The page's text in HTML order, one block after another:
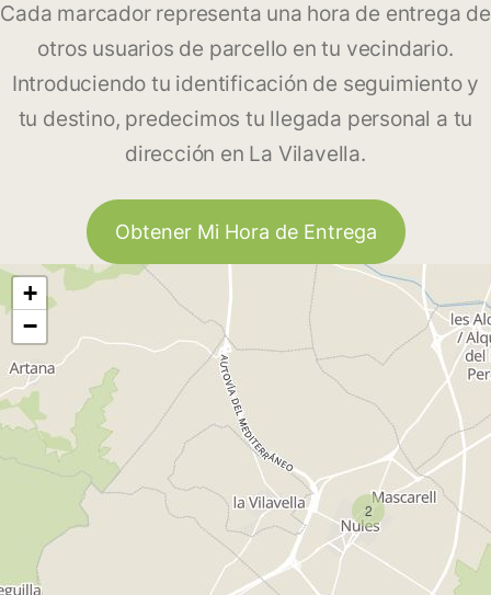
Cada marcador representa una hora de entrega de
otros usuarios de parcello en tu vecindario.
Introduciendo tu identificación de seguimiento y
tu destino, predecimos tu llegada personal a tu
dirección en La Vilavella.
Obtener Mi Hora de Entrega
2
+
−